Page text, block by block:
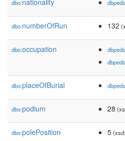
dbo:nationality
dbo:numberOfRun 132
dbo:occupation
dbo:placeOfBurial
dbo:podium 28
dbo:polePosition 5